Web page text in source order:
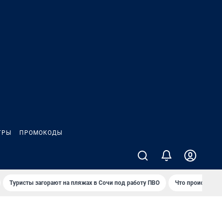
ПРОМОКОДЫ
Туристы загорают на пляжах в Сочи под работу ПВО Что происходит